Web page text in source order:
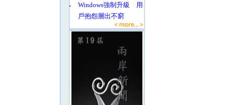
‧
Windows強制升級 用
戶抱怨層出不窮